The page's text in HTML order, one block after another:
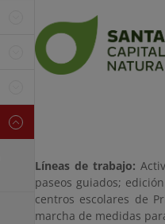
Líneas de trabajo:
paseos guiados;
centros escolares de
marcha de medidas